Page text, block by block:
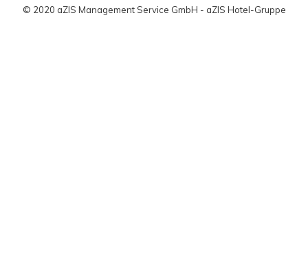
© 2020 aZIS Management Service GmbH - aZIS Hotel-Gruppe